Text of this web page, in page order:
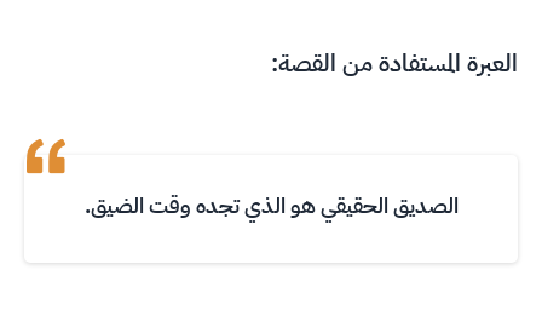
العبرة المستفادة من القصة:
الصديق الحقيقي هو الذي تجده وقت الضيق.